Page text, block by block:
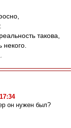
такова,
некого.
он нужен был?